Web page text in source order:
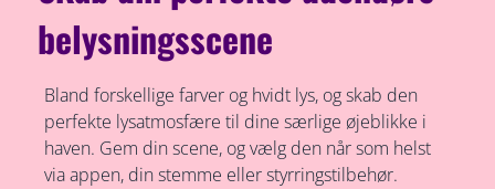
belysningsscene
Bland forskellige farver og hvidt lys, og skab den
perfekte lysatmosfære til dine særlige øjeblikke i
haven. Gem din scene, og vælg den når som helst
via appen, din stemme eller styrringstilbehør.